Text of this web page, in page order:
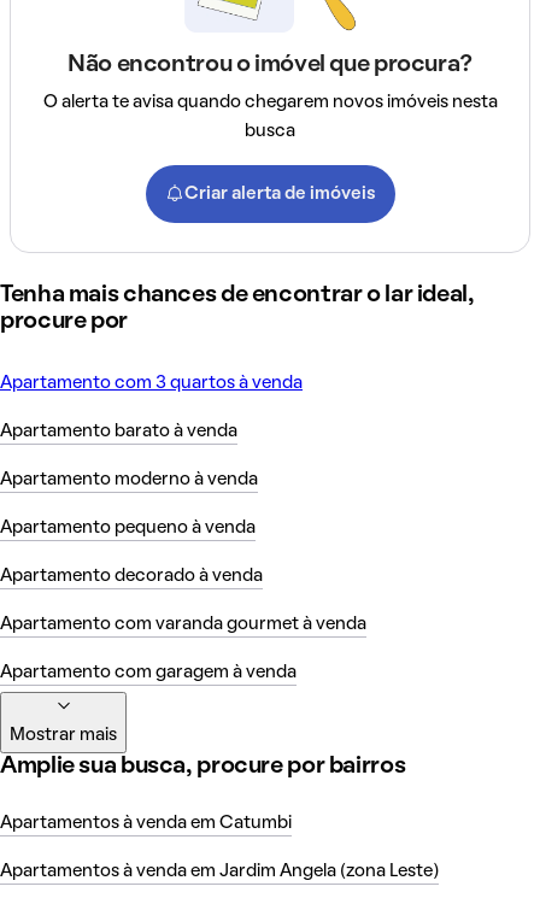
Não encontrou o imóvel que procura?
O alerta te avisa quando chegarem novos imóveis nesta
busca
Criar alerta de imóveis
Tenha mais chances de encontrar o lar ideal,
procure por
Apartamento com 3 quartos à venda
Apartamento barato à venda
Apartamento moderno à venda
Apartamento pequeno à venda
Apartamento decorado à venda
Apartamento com varanda gourmet à venda
Apartamento com garagem à venda
Mostrar mais
Amplie sua busca, procure por bairros
Apartamentos à venda em Catumbi
Apartamentos à venda em Jardim Angela (zona Leste)